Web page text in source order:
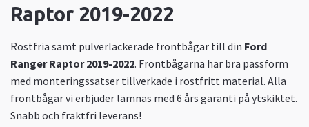
Raptor 2019-2022
Rostfria samt pulverlackerade frontbågar till din Ford
Ranger Raptor 2019-2022. Frontbågarna har bra passform
med monteringssatser tillverkade i rostfritt material. Alla
frontbågar vi erbjuder lämnas med 6 års garanti på ytskiktet.
Snabb och fraktfri leverans!